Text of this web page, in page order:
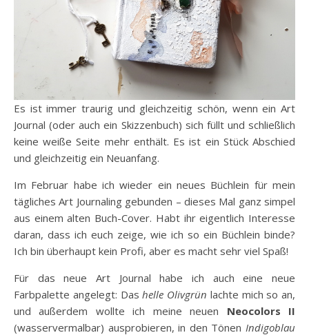
Es ist immer traurig und gleichzeitig schön, wenn ein Art
Journal (oder auch ein Skizzenbuch) sich füllt und schließlich
keine weiße Seite mehr enthält. Es ist ein Stück Abschied
und gleichzeitig ein Neuanfang.
Im Februar habe ich wieder ein neues Büchlein für mein
tägliches Art Journaling gebunden – dieses Mal ganz simpel
aus einem alten Buch-Cover. Habt ihr eigentlich Interesse
daran, dass ich euch zeige, wie ich so ein Büchlein binde?
Ich bin überhaupt kein Profi, aber es macht sehr viel Spaß!
Für das neue Art Journal habe ich auch eine neue
Farbpalette angelegt: Dashelle Olivgrün lachte mich so an,
und außerdem wollte ich meine neuen Neocolors II
(wasservermalbar) ausprobieren, in den Tönen Indigoblau